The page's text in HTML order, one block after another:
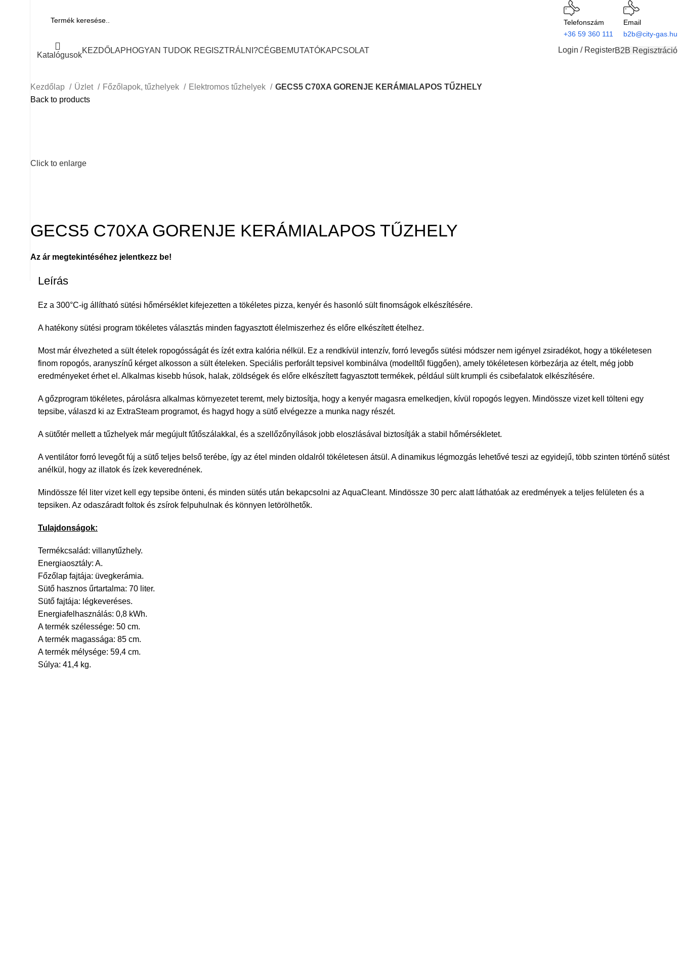
Telefonszám
+36 59 360 111
Email
b2b@city-gas.hu
Katalógusok
KEZDŐLAPHOGYAN TUDOK REGISZTRÁLNI?CÉGBEMUTATÓKAPCSOLAT Login / RegisterB2B Regisztráció
Kezdőlap Üzlet Főzőlapok, tűzhelyek Elektromos tűzhelyek
GECS5 C70XA GORENJE KERÁMIALAPOS TŰZHELY
Back to products
Click to enlarge
GECS5 C70XA GORENJE KERÁMIALAPOS TŰZHELY
Az ár megtekintéséhez jelentkezz be!
Leírás
Ez a 300°C-ig állítható sütési hőmérséklet kifejezetten a tökéletes pizza, kenyér és hasonló sült finomságok elkészítésére.
A hatékony sütési program tökéletes választás minden fagyasztott élelmiszerhez és előre elkészített ételhez.
Most már élvezheted a sült ételek ropogósságát és ízét extra kalória nélkül. Ez a rendkívül intenzív, forró levegős sütési módszer nem igényel zsiradékot, hogy a tökéletesen
finom ropogós, aranyszínű kérget alkosson a sült ételeken. Speciális perforált tepsivel kombinálva (modelltől függően), amely tökéletesen körbezárja az ételt, még jobb
eredményeket érhet el. Alkalmas kisebb húsok, halak, zöldségek és előre elkészített fagyasztott termékek, például sült krumpli és csibefalatok elkészítésére.
A gőzprogram tökéletes, párolásra alkalmas környezetet teremt, mely biztosítja, hogy a kenyér magasra emelkedjen, kívül ropogós legyen. Mindössze vizet kell tölteni egy
tepsibe, válaszd ki az ExtraSteam programot, és hagyd hogy a sütő elvégezze a munka nagy részét.
A sütőtér mellett a tűzhelyek már megújult fűtőszálakkal, és a szellőzőnyílások jobb eloszlásával biztosítják a stabil hőmérsékletet.
A ventilátor forró levegőt fúj a sütő teljes belső terébe, így az étel minden oldalról tökéletesen átsül. A dinamikus légmozgás lehetővé teszi az egyidejű, több szinten történő sütést
anélkül, hogy az illatok és ízek keverednének.
Mindössze fél liter vizet kell egy tepsibe önteni, és minden sütés után bekapcsolni az AquaCleant. Mindössze 30 perc alatt láthatóak az eredmények a teljes felületen és a
tepsiken. Az odaszáradt foltok és zsírok felpuhulnak és könnyen letörölhetők.
Tulajdonságok:
Termékcsalád: villanytűzhely.
Energiaosztály: A.
Főzőlap fajtája: üvegkerámia.
Sütő hasznos űrtartalma: 70 liter.
Sütő fajtája: légkeveréses.
Energiafelhasználás: 0,8 kWh.
A termék szélessége: 50 cm.
A termék magassága: 85 cm.
A termék mélysége: 59,4 cm.
Súlya: 41,4 kg.